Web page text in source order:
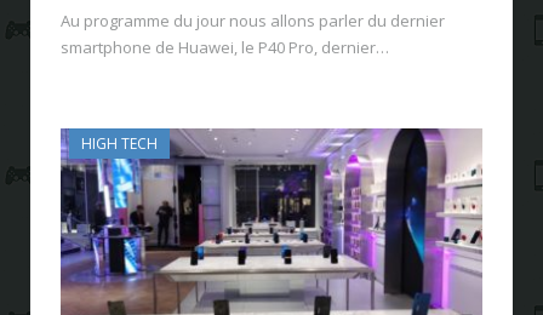
Au programme du jour nous allons parler du dernier
smartphone de Huawei, le P40 Pro, dernier…
HIGH TECH